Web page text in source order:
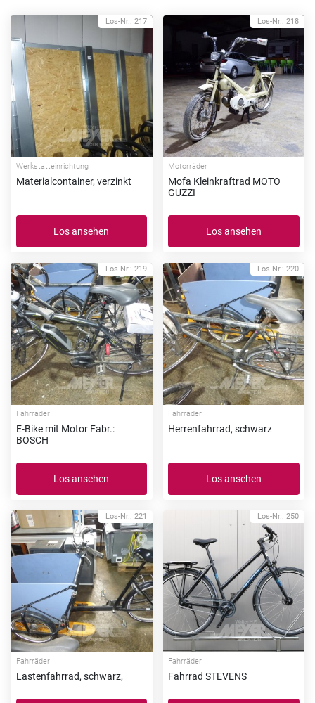
Los-Nr.: 217
Werkstatteinrichtung
Materialcontainer, verzinkt
Los ansehen
Los-Nr.: 218
Motorräder
Mofa Kleinkraftrad MOTO
GUZZI
Los ansehen
Los-Nr.: 219
Fahrräder
E-Bike mit Motor Fabr.:
BOSCH
Los ansehen
Los-Nr.: 220
Fahrräder
Herrenfahrrad, schwarz
Los ansehen
Los-Nr.: 221
Fahrräder
Lastenfahrrad, schwarz,
Los-Nr.: 250
Fahrräder
Fahrrad STEVENS